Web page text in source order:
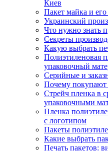
Киев
Пакет майка и
Украинский
Что нужно знать
Секреты
Какую выбрать
Полиэтиленовая
упаковочный
Серийные и
Почему
Стрейч пленка в
упаковочными
Пленка
с логотипом
Пакеты
Какие выбрать
Печать пакетов: